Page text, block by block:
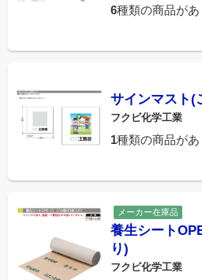
6種類の商品があ
サインマスト(
フクビ化学工業
1種類の商品があ
メーカー在庫品
養生シート
り)
フクビ化学工業